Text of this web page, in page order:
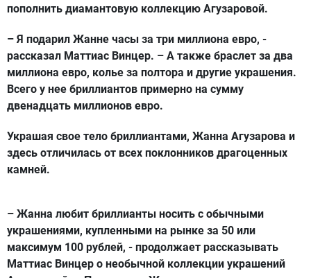
пополнить диамантовую коллекцию Агузаровой.
– Я подарил Жанне часы за три миллиона евро, -
рассказал Маттиас Винцер. – А также браслет за два
миллиона евро, колье за полтора и другие украшения.
Всего у нее бриллиантов примерно на сумму
двенадцать миллионов евро.
Украшая свое тело бриллиантами, Жанна Агузарова и
здесь отличилась от всех поклонников драгоценных
камней.
– Жанна любит бриллианты носить с обычными
украшениями, купленными на рынке за 50 или
максимум 100 рублей, - продолжает рассказывать
Маттиас Винцер о необычной коллекции украшений